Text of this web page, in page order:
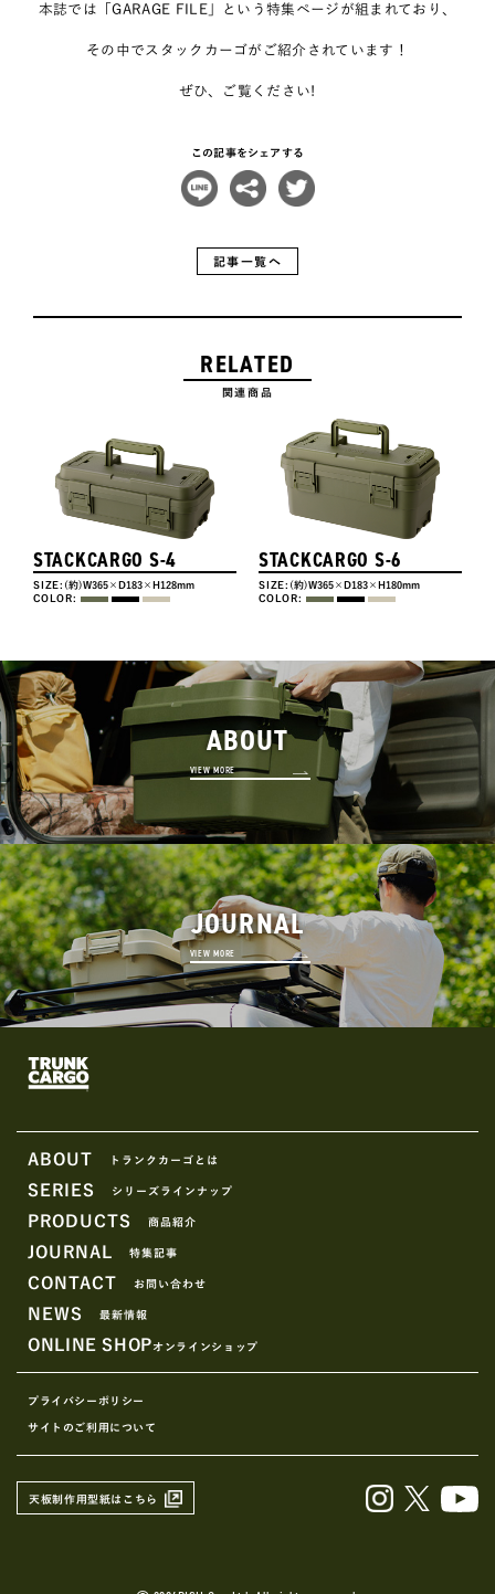
本誌では「GARAGE FILE」という特集ページが組まれており、
その中でスタックカーゴがご紹介されています！
ぜひ、ご覧ください!
この記事をシェアする
記事一覧へ
RELATED
関連商品
STACKCARGO S-4
SIZE: (約)W365×D183×H128mm
COLOR:
STACKCARGO S-6
SIZE: (約)W365×D183×H180mm
COLOR:
ABOUT
VIEW MORE
JOURNAL
VIEW MORE
ABOUT トランクカーゴとは
SERIES シリーズラインナップ
PRODUCTS 商品紹介
JOURNAL 特集記事
CONTACT お問い合わせ
NEWS 最新情報
ONLINE SHOP オンラインショップ
プライバシーポリシー
サイトのご利用について
天板制作用型紙はこちら